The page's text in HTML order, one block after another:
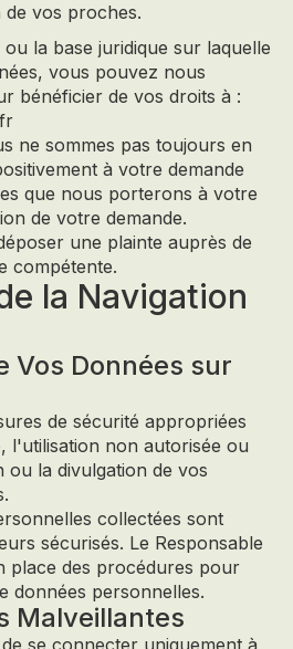
vos proches.
la base juridique sur laquelle
vous pouvez nous
bénéficier de vos droits à :
ne sommes pas toujours en
à votre demande
que nous porterons à votre
de votre demande.
une plainte auprès de
compétente.
la Navigation
Vos Données sur
de sécurité appropriées
l'utilisation non autorisée ou
ou la divulgation de vos
collectées sont
sécurisés. Le Responsable
place des procédures pour
données personnelles.
Malveillantes
se connecter uniquement à